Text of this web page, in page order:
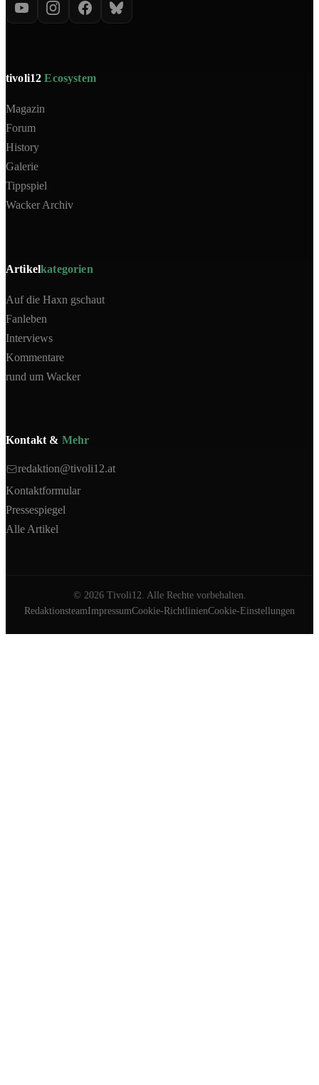
tivoli12Ecosystem
Magazin
Forum
History
Galerie
Tippspiel
Wacker Archiv
Artikelkategorien
Auf die Haxn gschaut
Fanleben
Interviews
Kommentare
rund um Wacker
Kontakt & Mehr
redaktion@tivoli12.at
Kontaktformular
Pressespiegel
Alle Artikel
© 2026Tivoli12. Alle Rechte vorbehalten.
RedaktionsteamImpressumCookie-RichtlinienCookie-Einstellungen